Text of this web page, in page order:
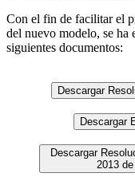
Con el fin de facilitar el
del nuevo modelo, se ha
siguientes documentos:
Descargar
Descargar
Descargar
2013